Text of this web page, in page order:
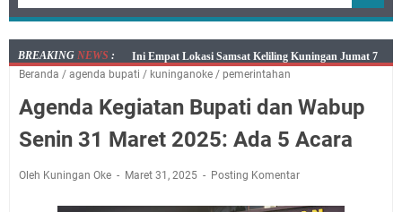
BREAKING NEWS :
Jumat 7 Agustus 2026 Mobil SIM Keliling Ada di
Kecamatan Sindangagung
Embun Pagi Jumat 8 Agustus 2026: Jika Keberkahan
Kelaparan Meskipun Memiliki Sekarung Penuh Uang
Salat Lima Waktu itu Bukan Cuma Kewajiban, Tapi
Beranda / agenda bupati / kuninganoke / pemerintahan
Agenda Kegiatan Bupati dan Wabup
Senin 31 Maret 2025: Ada 5 Acara
Oleh Kuningan Oke Maret 31, 2025 Posting Komentar